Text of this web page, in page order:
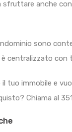
sfruttare anche
sono
centralizzato con
tuo immobile e
Chiama al